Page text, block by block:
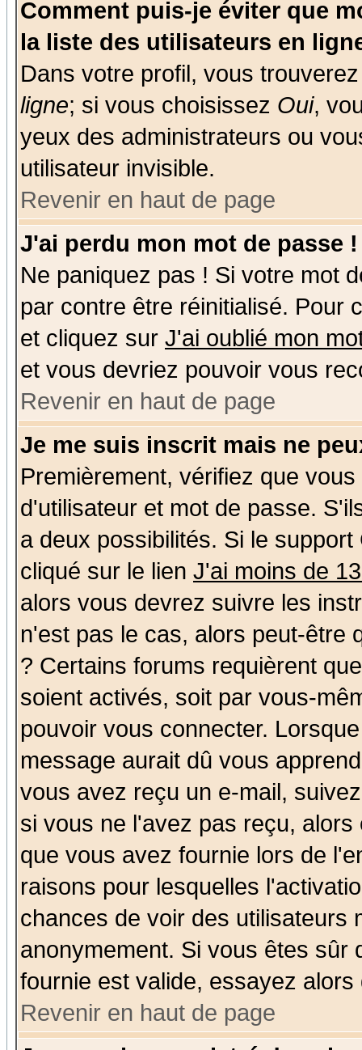
Comment puis-je éviter que
la liste des utilisateurs en
Dans votre profil, vous
ligne; si vous choisissez Oui,
yeux des administrateurs ou
utilisateur invisible.
Revenir en haut de page
J'ai perdu mon mot de passe !
Ne paniquez pas ! Si votre mot
par contre être réinitialisé. Pour
et cliquez sur J'ai oublié mon
et vous devriez pouvoir vous
Revenir en haut de page
Je me suis inscrit mais ne
Premièrement, vérifiez que
d'utilisateur et mot de passe.
a deux possibilités. Si le
cliqué sur le lien J'ai moins de
alors vous devrez suivre les
n'est pas le cas, alors peut-être
? Certains forums requièrent
soient activés, soit par vous-
pouvoir vous connecter.
message aurait dû vous
vous avez reçu un e-mail,
si vous ne l'avez pas reçu,
que vous avez fournie lors de
raisons pour lesquelles
chances de voir des utilisateurs
anonymement. Si vous êtes sûr
fournie est valide, essayez
Revenir en haut de page